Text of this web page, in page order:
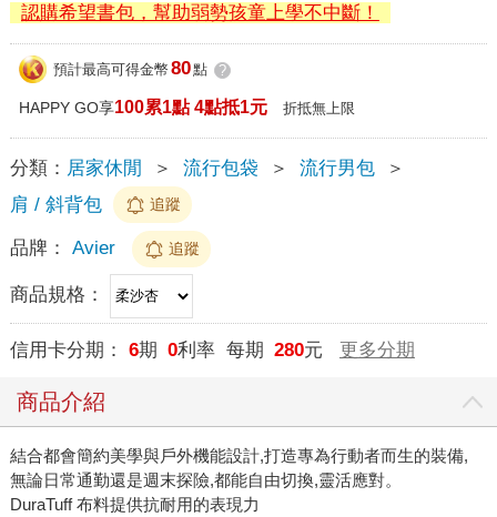
認購希望書包，幫助弱勢孩童上學不中斷！
預計最高可得金幣 80點 ?
HAPPY GO享100累1點 4點抵1元 折抵無上限
分類： 居家休閒 ＞ 流行包袋 ＞ 流行男包
＞
肩 / 斜背包
追蹤
品牌： Avier 追蹤
商品規格：
信用卡分期： 6期 0利率 每期 280元 更多分期
商品介紹
結合都會簡約美學與戶外機能設計,打造專為行動者而生的裝備,
無論日常通勤還是週末探險,都能自由切換,靈活應對。
DuraTuff 布料提供抗耐用的表現力